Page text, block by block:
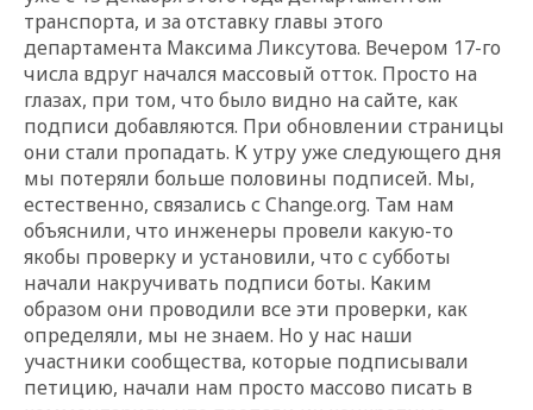
транспорта, и за отставку главы этого
департамента Максима Ликсутова. Вечером 17-го
числа вдруг начался массовый отток. Просто на
глазах, при том, что было видно на сайте, как
подписи добавляются. При обновлении страницы
они стали пропадать. К утру уже следующего дня
мы потеряли больше половины подписей. Мы,
естественно, связались с Change.org. Там нам
объяснили, что инженеры провели какую-то
якобы проверку и установили, что с субботы
начали накручивать подписи боты. Каким
образом они проводили все эти проверки, как
определяли, мы не знаем. Но у нас наши
участники сообщества, которые подписывали
петицию, начали нам просто массово писать в